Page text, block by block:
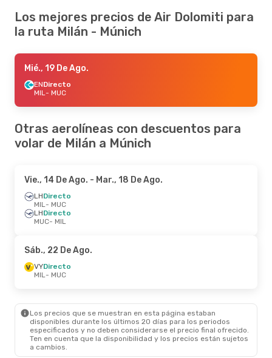
Los mejores precios de Air Dolomiti para
la ruta Milán - Múnich
Mié., 19 De Ago.
ENDirecto
MIL- MUC
Otras aerolíneas con descuentos para
volar de Milán a Múnich
Vie., 14 De Ago. - Mar., 18 De Ago.
LHDirecto
MIL- MUC
LHDirecto
MUC- MIL
Sáb., 22 De Ago.
VYDirecto
MIL- MUC
Los precios que se muestran en esta página estaban
disponibles durante los últimos 20 días para los periodos
especificados y no deben considerarse el precio final ofrecido.
Ten en cuenta que la disponibilidad y los precios están sujetos
a cambios.